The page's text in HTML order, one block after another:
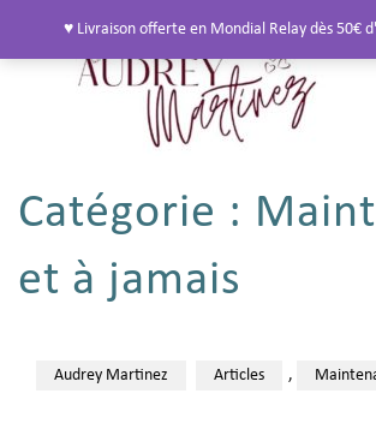
Catégorie :
et à jamais
Audrey Martinez Articles ,
♥ Livraison offerte en Mondial Relay dès 50€